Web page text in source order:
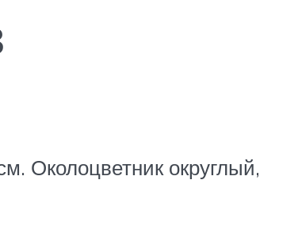
Околоцвет­ник округлый,